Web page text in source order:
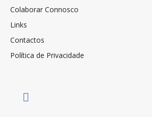
Colaborar Connosco
Links
Contactos
Política de Privacidade